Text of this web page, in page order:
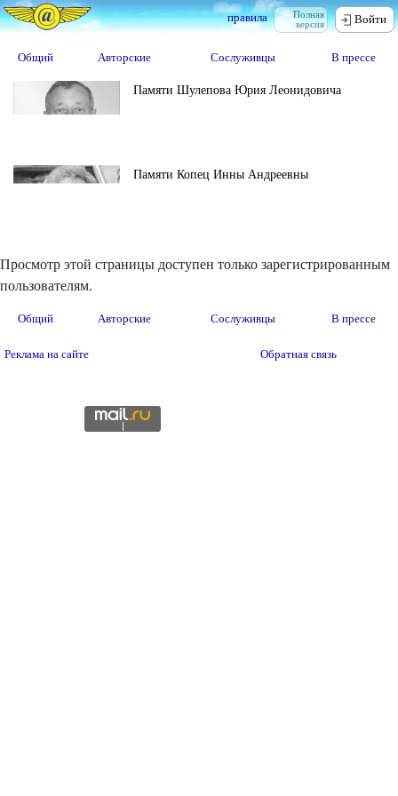
Полная
версия
правила Войти
Общий Авторские Сослуживцы В прессе
Памяти Шулепова Юрия Леонидовича
Памяти Копец Инны Андреевны
Просмотр этой страницы доступен только зарегистрированным
пользователям.
Общий Авторские Сослуживцы В прессе
Реклама на сайте Обратная связь